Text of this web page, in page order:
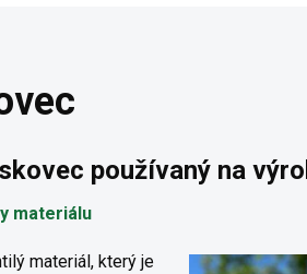
používaný na
materiálu
materiál, který je